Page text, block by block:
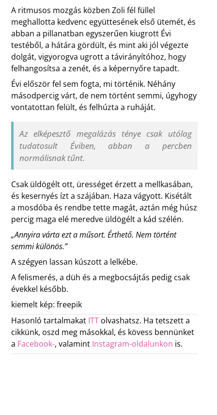
A ritmusos mozgás közben Zoli fél füllel
meghallotta kedvenc együttesének első ütemét, és
abban a pillanatban egyszerűen kiugrott Évi
testéből, a hátára gördült, és mint aki jól végezte
dolgát, vigyorogva ugrott a távirányítóhoz, hogy
felhangosítsa a zenét, és a képernyőre tapadt.
Évi először fel sem fogta, mi történik. Néhány
másodpercig várt, de nem történt semmi, úgyhogy
vontatottan felült, és felhúzta a ruháját.
Az elképesztő megalázás ténye csak utólag
tudatosult Éviben, abban a percben
normálisnak tűnt.
Csak üldögélt ott, ürességet érzett a mellkasában,
és kesernyés ízt a szájában. Haza vágyott. Kisétált
a mosdóba és rendbe tette magát, aztán még húsz
percig maga elé meredve üldögélt a kád szélén.
„Annyira várta ezt a műsort. Érthető. Nem történt
semmi különös.”
A szégyen lassan kúszott a lelkébe.
A felismerés, a düh és a megbocsájtás pedig csak
évekkel később.
kiemelt kép: freepik
Hasonló tartalmakat ITTolvashatsz. Ha tetszett a
cikkünk, oszd meg másokkal, és kövess bennünket
a Facebook-, valamint Instagram-oldalunkon is.